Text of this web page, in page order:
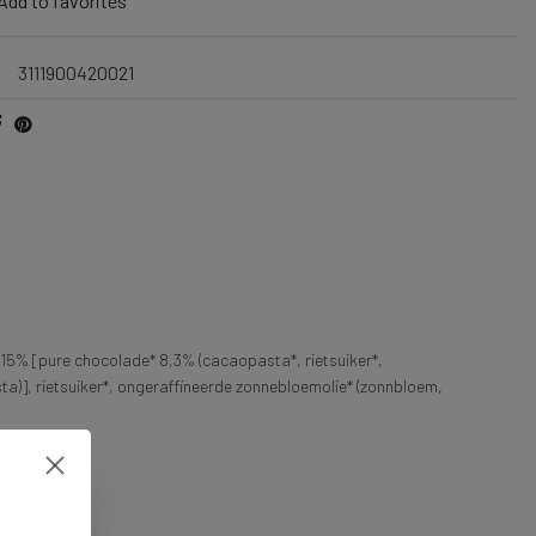
3111900420021
[pure chocolade* 8,3% (cacaopasta*, rietsuiker*,
rietsuiker*, ongeraffineerde zonnebloemolie* (zonnbloem,